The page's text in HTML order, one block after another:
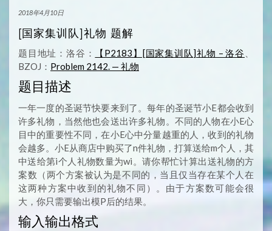
2018年4月10日
[国家集训队]礼物 题解
题目地址：洛谷： 【P2183】[国家集训队]礼物 – 洛谷
BZOJ： Problem 2142. — 礼物
题目描述
一年一度的圣诞节快要来到了。每年的圣诞节小E都会收到
许多礼物，当然他也会送出许多礼物。不同的人物在小E心
目中的重要性不同，在小E心中分量越重的人，收到的礼物
会越多。小E从商店中购买了n件礼物，打算送给m个人，其
中送给第i个人礼物数量为wi。请你帮忙计算出送礼物的方
案数（两个方案被认为是不同的，当且仅当存在某个人在
这两种方案中收到的礼物不同）。由于方案数可能会很
大，你只需要输出模P后的结果。
输入输出格式